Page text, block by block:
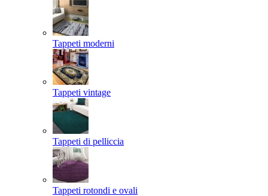
Tappeti moderni
Tappeti vintage
Tappeti di pelliccia
Tappeti rotondi e ovali